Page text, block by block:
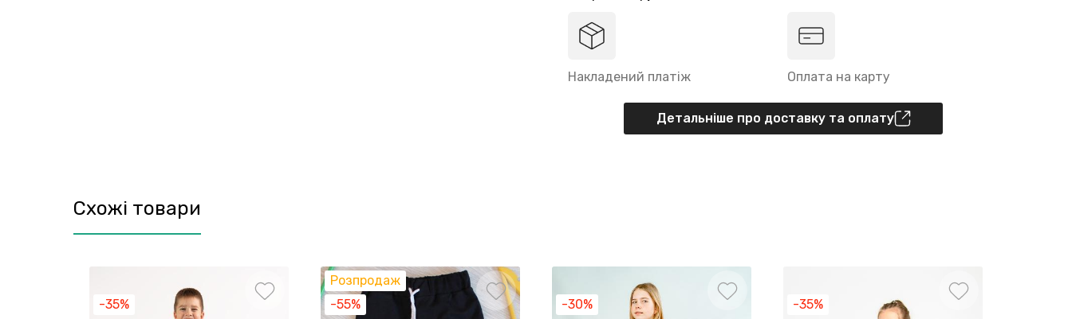
Накладений платіж Оплата на карту
Детальніше про доставку та оплату
Схожі товари
-35%
Розпродаж
-55%
-30% -35%